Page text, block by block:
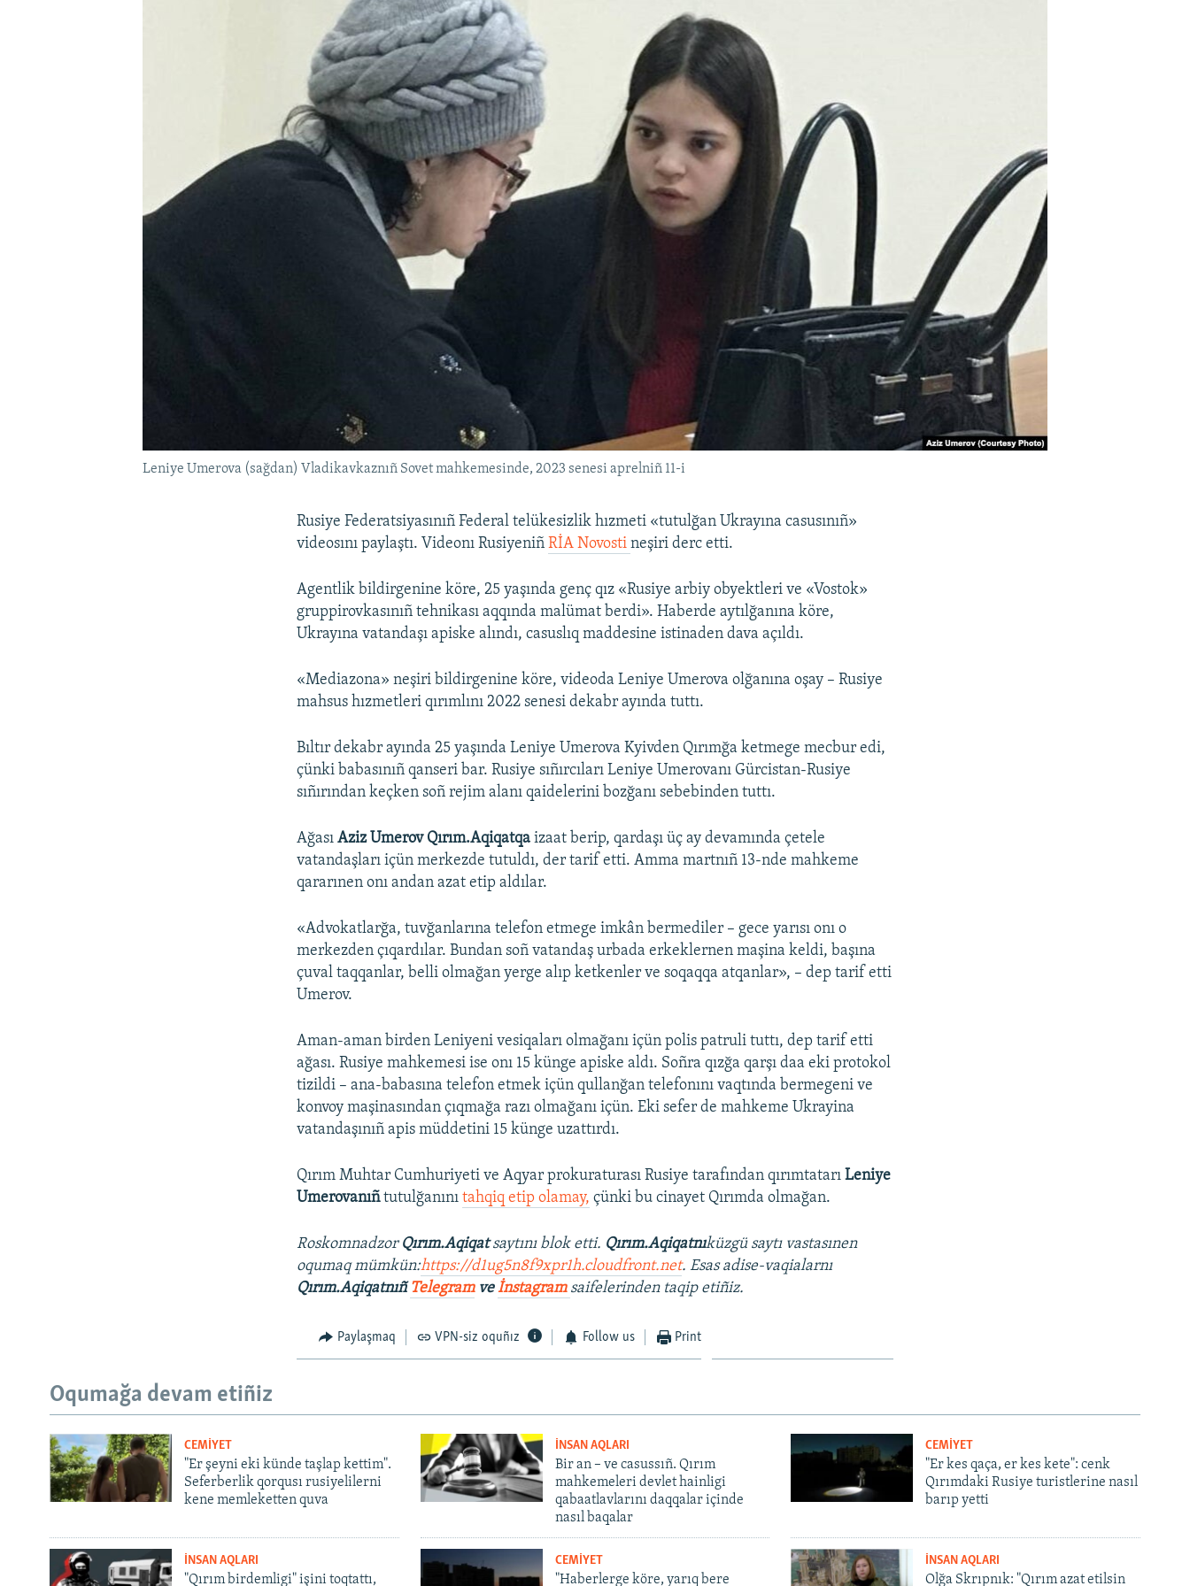
Leniye Umerova (sağdan) Vladikavkaznıñ Sovet mahkemesinde, 2023 senesi aprelniñ 11-i
Rusiye Federatsiyasınıñ Federal telükesizlik hızmeti «tutulğan Ukrayına casusınıñ»
videosını paylaştı. Videonı RusiyeniñRİA Novostineşiri derc etti.
Agentlik bildirgenine köre, 25 yaşında genç qız «Rusiye arbiy obyektleri ve «Vostok»
gruppirovkasınıñ tehnikası aqqında malümat berdi». Haberde aytılğanına köre,
Ukrayına vatandaşı apiske alındı, casuslıq maddesine istinaden dava açıldı.
«Mediazona» neşiri bildirgenine köre, videoda Leniye Umerova olğanına oşay – Rusiye
mahsus hızmetleri qırımlını 2022 senesi dekabr ayında tuttı.
Bıltır dekabr ayında 25 yaşında Leniye Umerova Kyivden Qırımğa ketmege mecbur edi,
çünki babasınıñ qanseri bar. Rusiye sıñırcıları Leniye Umerovanı Gürcistan-Rusiye
sıñırından keçken soñ rejim alanı qaidelerini bozğanı sebebinden tuttı.
Ağası Aziz Umerov Qırım.Aqiqatqa izaat berip, qardaşı üç ay devamında çetele
vatandaşları içün merkezde tutuldı, der tarif etti. Amma martnıñ 13-nde mahkeme
qararınen onı andan azat etip aldılar.
«Advokatlarğa, tuvğanlarına telefon etmege imkân bermediler – gece yarısı onı o
merkezden çıqardılar. Bundan soñ vatandaş urbada erkeklernen maşina keldi, başına
çuval taqqanlar, belli olmağan yerge alıp ketkenler ve soqaqqa atqanlar», – dep tarif etti
Umerov.
Aman-aman birden Leniyeni vesiqaları olmağanı içün polis patruli tuttı, dep tarif etti
ağası. Rusiye mahkemesi ise onı 15 künge apiske aldı. Soñra qızğa qarşı daa eki protokol
tizildi – ana-babasına telefon etmek içün qullanğan telefonını vaqtında bermegeni ve
konvoy maşinasından çıqmağa razı olmağanı içün. Eki sefer de mahkeme Ukrayina
vatandaşınıñ apis müddetini 15 künge uzattırdı.
Qırım Muhtar Cumhuriyeti ve Aqyar prokuraturası Rusiye tarafından qırımtatarıLeniye
Umerovanıñtutulğanınıtahqiq etip olamay, çünki bu cinayet Qırımda olmağan.
Roskomnadzor Qırım.Aqiqatsaytını blok etti. Qırım.Aqiqatnıküzgü saytı vastasınen
oqumaq mümkün:https://d1ug5n8f9xpr1h.cloudfront.net. Esas adise-vaqialarnı
Qırım.AqiqatnıñTelegramveİnstagram saifelerinden taqip etiñiz.
Paylaşmaq VPN-siz oquñız Follow us Print
Oqumağa devam etiñiz
CEMİYET
"Er şeyni eki künde taşlap kettim".
Seferberlik qorqusı rusiyelilerni
kene memleketten quva
İNSAN AQLARI
Bir an – ve casussıñ. Qırım
mahkemeleri devlet hainligi
qabaatlavlarını daqqalar içinde
nasıl baqalar
CEMİYET
"Er kes qaça, er kes kete": cenk
Qırımdaki Rusiye turistlerine nasıl
barıp yetti
İNSAN AQLARI
"Qırım birdemligi" işini toqtattı,
CEMİYET
"Haberlerge köre, yarıq bere
İNSAN AQLARI
Olğa Skrıpnık: "Qırım azat etilsin